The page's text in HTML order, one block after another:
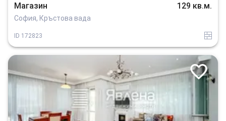
Магазин 129 кв.м.
София, Кръстова вада
ID 172823 tuhla